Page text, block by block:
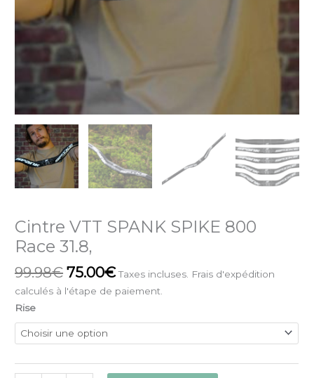
Cintre VTT SPANK SPIKE 800
Race 31.8,
99.98€ 75.00€ Taxes incluses. Frais d'expédition
calculés à l'étape de paiement.
Rise